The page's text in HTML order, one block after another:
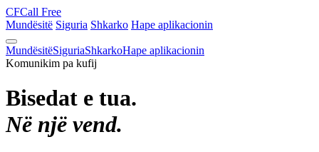
CFCall Free
Mundësitë Siguria Shkarko Hape aplikacionin
MundësitëSiguriaShkarkoHape aplikacionin
Komunikim pa kufij
Bisedat e tua.
Në një vend.